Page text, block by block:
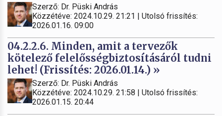
Szerző: Dr. Püski András
Közzétéve: 2024.10.29. 21:21 | Utolsó frissítés:
2026.01.16. 09:00
04.2.2.6. Minden, amit a tervezők
kötelező felelősségbiztosításáról tudni
lehet! (Frissítés: 2026.01.14.) »
Szerző: Dr. Püski András
Közzétéve: 2024.10.29. 21:58 | Utolsó frissítés:
2026.01.15. 20:44